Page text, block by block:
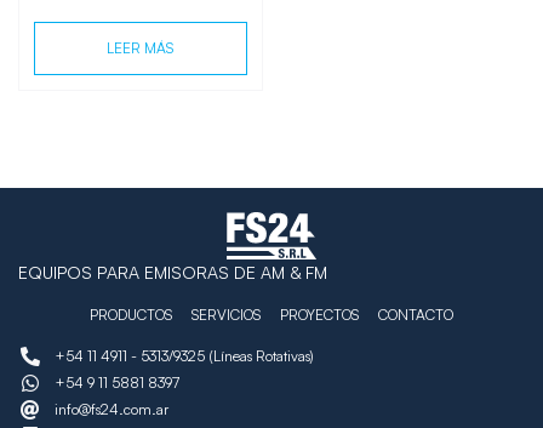
LEER MÁS
EQUIPOS PARA EMISORAS DE AM & FM
PRODUCTOS SERVICIOS PROYECTOS CONTACTO
+54 11 4911 - 5313/9325 (Líneas Rotativas)
+54 9 11 5881 8397
info@fs24.com.ar